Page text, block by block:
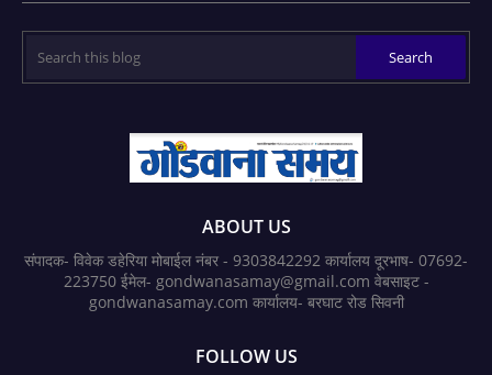
ABOUT US
संपादक- विवेक डहेरिया मोबाईल नंबर - 9303842292 कार्यालय दूरभाष- 07692-
223750 ईमेल- gondwanasamay@gmail.com वेबसाइट -
gondwanasamay.com कार्यालय- बरघाट रोड सिवनी
FOLLOW US